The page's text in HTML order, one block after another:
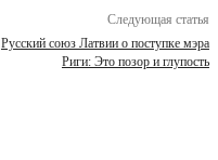
Следующая статья
Русский союз Латвии о поступке мэра
Риги: Это позор и глупость